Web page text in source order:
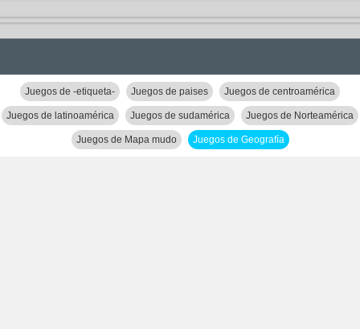
Juegos de -etiqueta- Juegos de paises Juegos de centroamérica
Juegos de latinoamérica Juegos de sudamérica Juegos de Norteamérica
Juegos de Mapa mudo Juegos de Geografía